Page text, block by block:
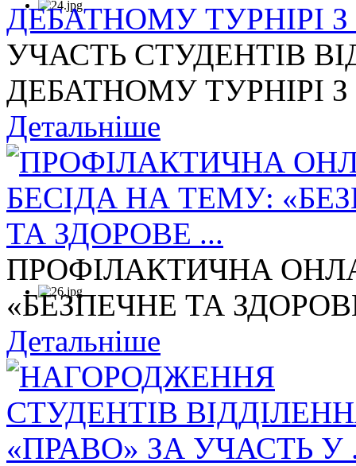
УЧАСТЬ СТУДЕНТІВ
ДЕБАТНОМУ ТУРНІРІ З
Детальніше
ПРОФІЛАКТИЧНА
«БЕЗПЕЧНЕ ТА
Детальніше